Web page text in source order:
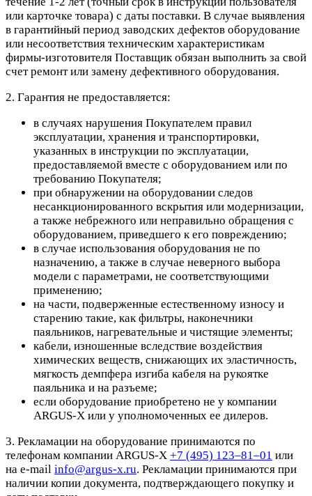
или карточке товара) с даты поставки. В случае выявления
в гарантийный период заводских дефектов оборудование
или несоответствия техническим характеристикам
фирмы-изготовителя Поставщик обязан выполнить за свой
счет ремонт или замену дефективного оборудования.
2. Гарантия не предоставляется:
в случаях нарушения Покупателем правил
эксплуатации, хранения и транспортировки,
указанных в инструкции по эксплуатации,
предоставляемой вместе с оборудованием или по
требованию Покупателя;
при обнаружении на оборудовании следов
несанкционированного вскрытия или модернизации,
а также небрежного или неправильно обращения с
оборудованием, приведшего к его повреждению;
в случае использования оборудования не по
назначению, а также в случае неверного выбора
модели с параметрами, не соответствующими
применению;
на части, подверженные естественному износу и
старению такие, как фильтры, наконечники
паяльников, нагревательные и чистящие элементы;
кабели, изношенные вследствие воздействия
химических веществ, снижающих их эластичность,
мягкость демпфера изгиба кабеля на рукоятке
паяльника и на разъеме;
если оборудование приобретено не у компании
ARGUS-X или у уполномоченных ее дилеров.
3. Рекламации на оборудование принимаются по
телефонам компании ARGUS-X +7 (495) 123–81–01 или
на e-mail info@argus-x.ru. Рекламации принимаются при
наличии копии документа, подтверждающего покупку и